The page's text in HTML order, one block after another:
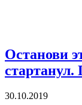
Останови
30.10.2019